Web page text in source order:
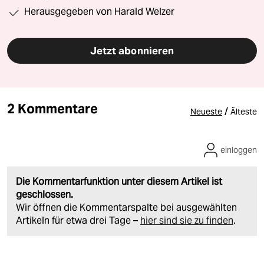
Herausgegeben von Harald Welzer
Jetzt abonnieren
2 Kommentare Neueste / Älteste
Die Kommentarfunktion unter diesem Artikel ist
geschlossen.
Wir öffnen die Kommentarspalte bei ausgewählten
Artikeln für etwa drei Tage – hier sind sie zu finden.
einloggen